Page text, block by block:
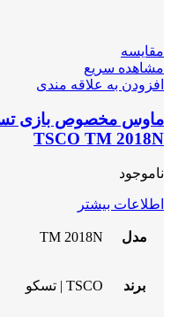
مقایسه
مشاهده سریع
افزودن به علاقه مندی
TSCO TM 2018N
ناموجود
اطلاعات بیشتر
مدل TM 2018N
برند TSCO | تسکو